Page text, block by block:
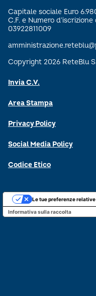
Capitale sociale Euro
C.F. e Numero
03922811009
Copyright 2026 ReteBlu
Invia C.V.
Area Stampa
Privacy Policy
Social Media Policy
Codice Etico
Informativa sulla raccolta
Le tue preferenze